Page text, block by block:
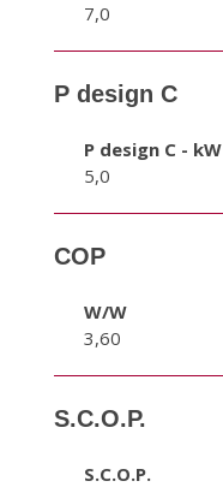
7,0
P design C
P design C - kW
5,0
COP
W/W
3,60
S.C.O.P.
S.C.O.P.